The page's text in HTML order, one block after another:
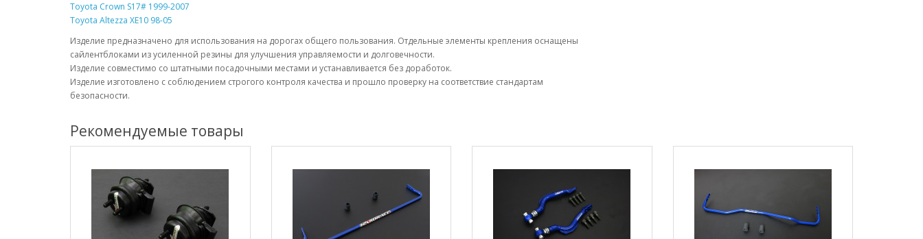
Toyota Crown S17# 1999-2007
Toyota Altezza XE10 98-05
Изделие предназначено для использования на дорогах общего пользования. Отдельные элементы крепления оснащены
сайлентблоками из усиленной резины для улучшения управляемости и долговечности.
Изделие совместимо со штатными посадочными местами и устанавливается без доработок.
Изделие изготовлено с соблюдением строгого контроля качества и прошло проверку на соответствие стандартам
безопасности.
Рекомендуемые товары